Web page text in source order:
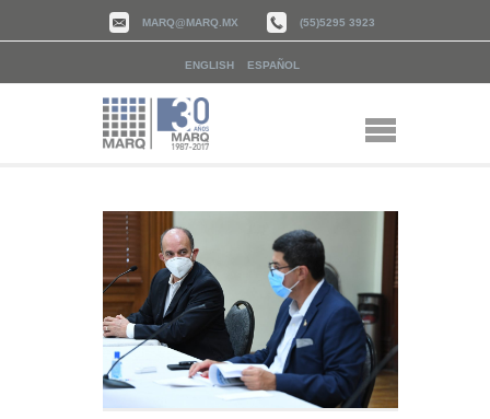
MARQ@MARQ.MX (55)5295 3923
ENGLISH ESPAÑOL